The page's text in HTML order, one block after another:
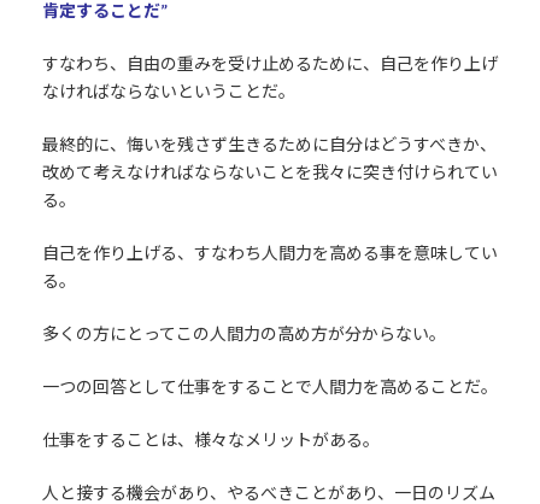
肯定することだ”
すなわち、自由の重みを受け止めるために、自己を作り上げ
なければならないということだ。
最終的に、悔いを残さず生きるために自分はどうすべきか、
改めて考えなければならないことを我々に突き付けられてい
る。
自己を作り上げる、すなわち人間力を高める事を意味してい
る。
多くの方にとってこの人間力の高め方が分からない。
一つの回答として仕事をすることで人間力を高めることだ。
仕事をすることは、様々なメリットがある。
人と接する機会があり、やるべきことがあり、一日のリズム